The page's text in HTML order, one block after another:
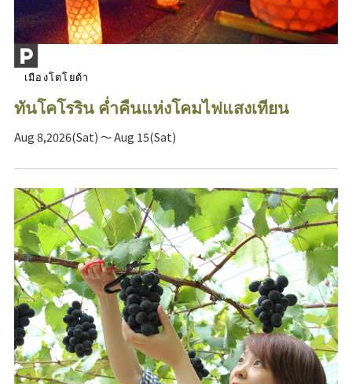
เมืองโตโยต้า
ทันโคโรริน ค่ำคืนแห่งโคมไฟแสงเทียน
Aug 8,2026(Sat) ～ Aug 15(Sat)